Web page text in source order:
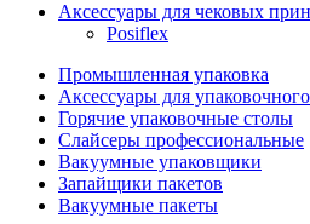
Аксессуары для чековых
Posiflex
Промышленная упаковка
Аксессуары для
Горячие упаковочные столы
Слайсеры профессиональные
Вакуумные упаковщики
Запайщики пакетов
Вакуумные пакеты